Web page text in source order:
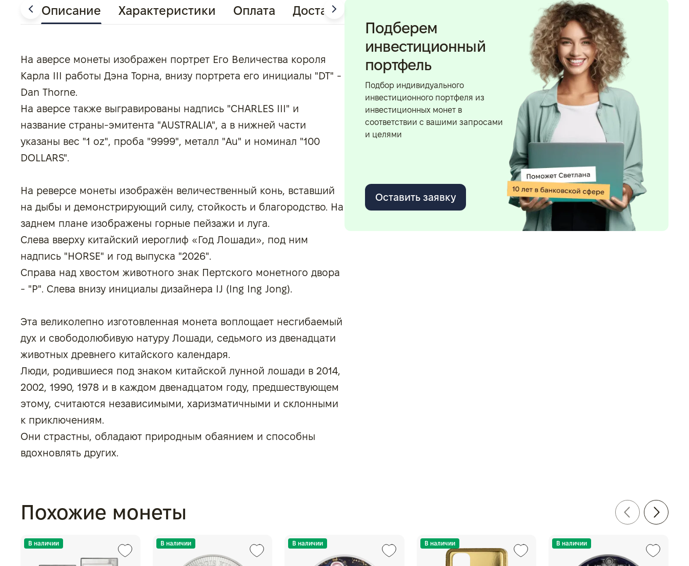
Описание Характеристики Оплата Доставка
На аверсе монеты изображен портрет Его Величества короля
Карла III работы Дэна Торна, внизу портрета его инициалы "DT" -
Dan Thorne.
На аверсе также выгравированы надпись "CHARLES III" и
название страны-эмитента "AUSTRALIA", а в нижней части
указаны вес "1 oz", проба "9999", металл "Au" и номинал "100
DOLLARS".
На реверсе монеты изображён величественный конь, вставший
на дыбы и демонстрирующий силу, стойкость и благородство. На
заднем плане изображены горные пейзажи и луга.
Слева вверху китайский иероглиф «Год Лошади», под ним
надпись "HORSE" и год выпуска "2026".
Справа над хвостом животного знак Пертского монетного двора
- "P". Слева внизу инициалы дизайнера IJ (Ing Ing Jong).
Эта великолепно изготовленная монета воплощает несгибаемый
дух и свободолюбивую натуру Лошади, седьмого из двенадцати
животных древнего китайского календаря.
Люди, родившиеся под знаком китайской лунной лошади в 2014,
2002, 1990, 1978 и в каждом двенадцатом году, предшествующем
этому, считаются независимыми, харизматичными и склонными
к приключениям.
Они страстны, обладают природным обаянием и способны
вдохновлять других.
Подберем
инвестиционный
портфель
Подбор индивидуального
инвестиционного портфеля из
инвестиционных монет в
соответствии с вашими запросами
и целями
Оставить заявку
Похожие монеты
В наличии В наличии В наличии В наличии В наличии